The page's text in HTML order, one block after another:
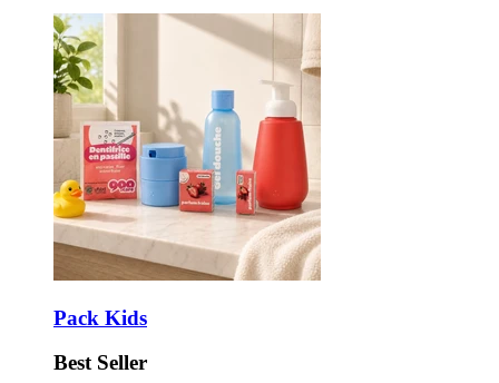
Pack Kids
Best Seller